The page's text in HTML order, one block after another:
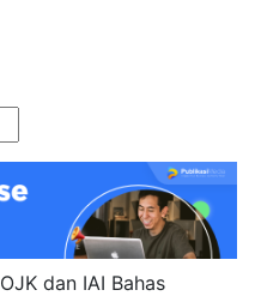
OJK dan IAI Bahas